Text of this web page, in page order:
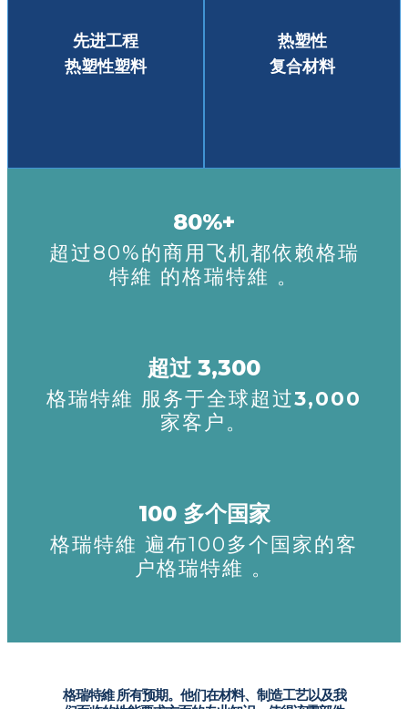
先进工程
热塑性塑料
热塑性
复合材料
80%+
超过80%的商用飞机都依赖格瑞
特維 的格瑞特維 。
超过 3,300
格瑞特維 服务于全球超过3,000
家客户。
100 多个国家
格瑞特維 遍布100多个国家的客
户格瑞特維 。
格瑞特維 所有预期。他们在材料、制造工艺以及我